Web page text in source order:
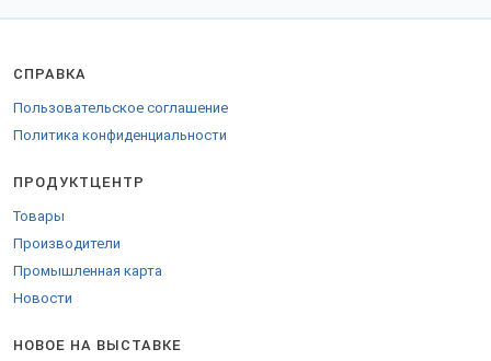
СПРАВКА
Пользовательское соглашение
Политика конфиденциальности
ПРОДУКТЦЕНТР
Товары
Производители
Промышленная карта
Новости
НОВОЕ НА ВЫСТАВКЕ